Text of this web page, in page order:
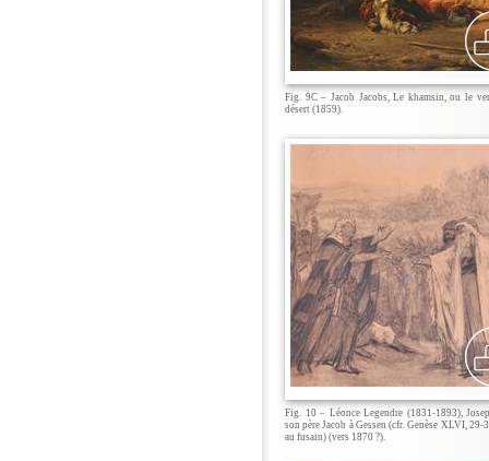
Fig. 9C – Jacob Jacobs, Le khamsin, ou le
désert (1859).
Fig. 10 – Léonce Legendre (1831-1893),
son père Jacob à Gessen (cfr. Genèse XLVI, 29-
au fusain) (vers 1870 ?).